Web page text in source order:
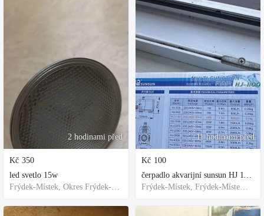
2 hodinami před
Kč 350
led svetlo 15w
Frýdek-Místek, Okres Frýdek-Místek, Česko
11 hodinami před
Kč 100
čerpadlo akvarijní sunsun HJ 1100
Frýdek-Místek, Frýdek-Místek District, Czechia